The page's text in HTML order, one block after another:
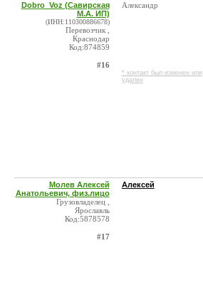
Dobro_Voz (Савирская
М.А. ИП)
(ИНН:110300886678)
Перевозчик ,
Краснодар
Код:874859
#16
Александр
* контакт был изменен или
удален
Молев Алексей
Анатольевич, физ.лицо
Грузовладелец ,
Ярославль
Код:5878578
#17
Алексей